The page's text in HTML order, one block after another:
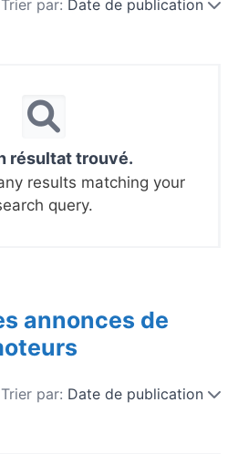
Trier par: Date de publication
résultat trouvé.
results matching your
query.
annonces de
Trier par: Date de publication